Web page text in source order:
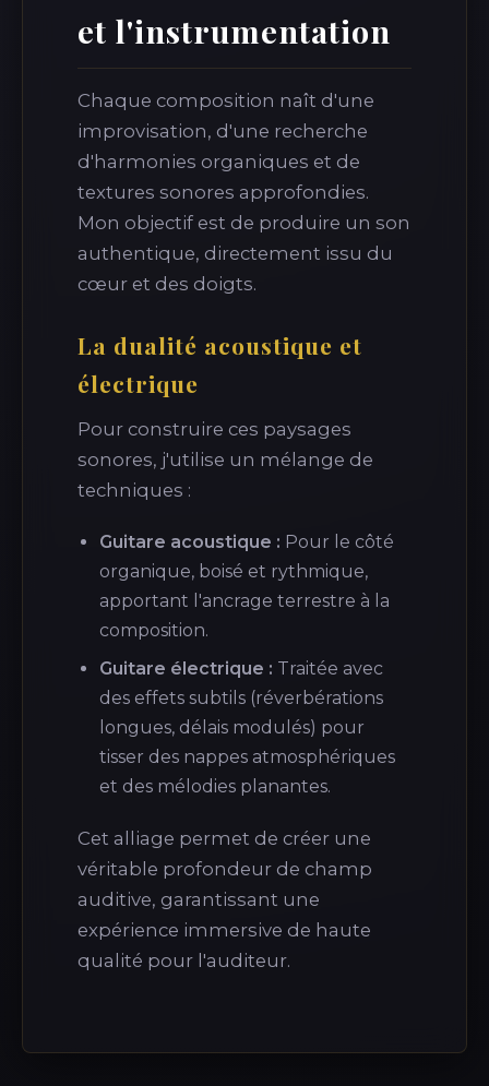
et l'instrumentation
Chaque composition naît d'une
improvisation, d'une recherche
d'harmonies organiques et de
textures sonores approfondies.
Mon objectif est de produire un son
authentique, directement issu du
cœur et des doigts.
La dualité acoustique et
électrique
Pour construire ces paysages
sonores, j'utilise un mélange de
techniques :
Guitare acoustique : Pour le côté
organique, boisé et rythmique,
apportant l'ancrage terrestre à la
composition.
Guitare électrique : Traitée avec
des effets subtils (réverbérations
longues, délais modulés) pour
tisser des nappes atmosphériques
et des mélodies planantes.
Cet alliage permet de créer une
véritable profondeur de champ
auditive, garantissant une
expérience immersive de haute
qualité pour l'auditeur.